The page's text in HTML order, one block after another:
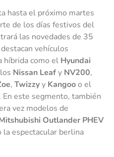
hasta el próximo martes
de los días festivos del
las novedades de 35
vehículos
híbrida como el Hyundai
Nissan Leafy NV200,
, Twizzyy Kangooo el
. En este segmento, también
vez modelos de
Outlander PHEV
la espectacular berlina